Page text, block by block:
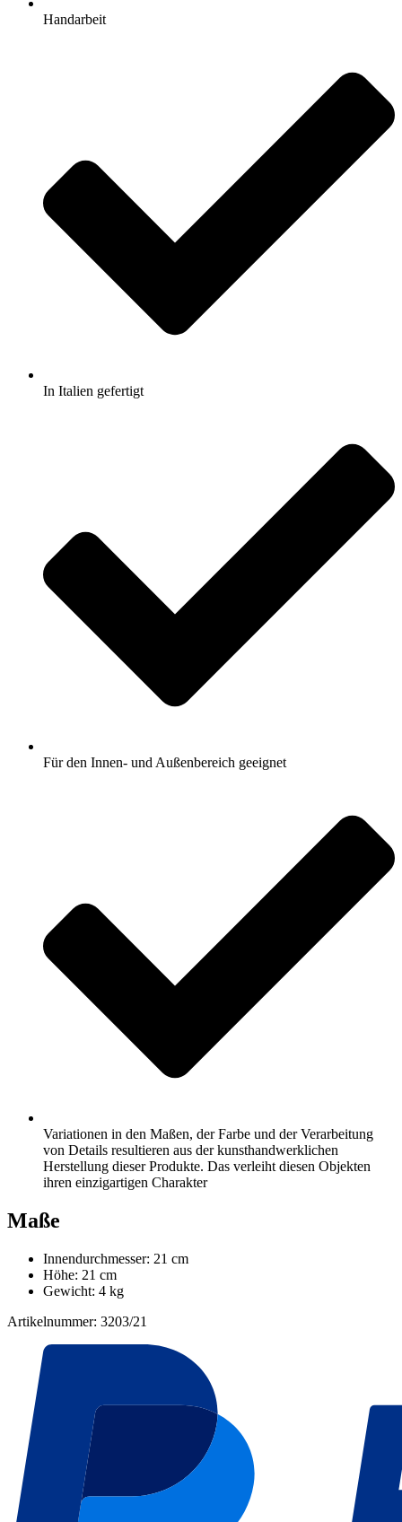
Handarbeit
In Italien gefertigt
Für den Innen- und Außenbereich geeignet
Variationen in den Maßen, der Farbe und der Verarbeitung
von Details resultieren aus der kunsthandwerklichen
Herstellung dieser Produkte. Das verleiht diesen Objekten
ihren einzigartigen Charakter
Maße
Innendurchmesser: 21 cm
Höhe: 21 cm
Gewicht: 4 kg
Artikelnummer: 3203/21